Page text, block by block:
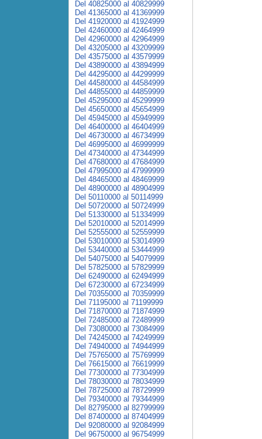
Del 40825000 al 40829999
Del 41365000 al 41369999
Del 41920000 al 41924999
Del 42460000 al 42464999
Del 42960000 al 42964999
Del 43205000 al 43209999
Del 43575000 al 43579999
Del 43890000 al 43894999
Del 44295000 al 44299999
Del 44580000 al 44584999
Del 44855000 al 44859999
Del 45295000 al 45299999
Del 45650000 al 45654999
Del 45945000 al 45949999
Del 46400000 al 46404999
Del 46730000 al 46734999
Del 46995000 al 46999999
Del 47340000 al 47344999
Del 47680000 al 47684999
Del 47995000 al 47999999
Del 48465000 al 48469999
Del 48900000 al 48904999
Del 50110000 al 50114999
Del 50720000 al 50724999
Del 51330000 al 51334999
Del 52010000 al 52014999
Del 52555000 al 52559999
Del 53010000 al 53014999
Del 53440000 al 53444999
Del 54075000 al 54079999
Del 57825000 al 57829999
Del 62490000 al 62494999
Del 67230000 al 67234999
Del 70355000 al 70359999
Del 71195000 al 71199999
Del 71870000 al 71874999
Del 72485000 al 72489999
Del 73080000 al 73084999
Del 74245000 al 74249999
Del 74940000 al 74944999
Del 75765000 al 75769999
Del 76615000 al 76619999
Del 77300000 al 77304999
Del 78030000 al 78034999
Del 78725000 al 78729999
Del 79340000 al 79344999
Del 82795000 al 82799999
Del 87400000 al 87404999
Del 92080000 al 92084999
Del 96750000 al 96754999